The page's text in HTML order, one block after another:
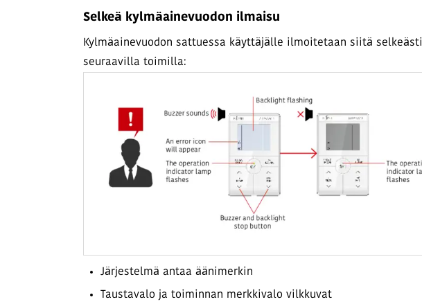
Selkeä kylmäainevuodon ilmaisu
Kylmäainevuodon sattuessa käyttäjälle ilmoitetaan siitä selkeästi
seuraavilla toimilla:
Järjestelmä antaa äänimerkin
Taustavalo ja toiminnan merkkivalo vilkkuvat